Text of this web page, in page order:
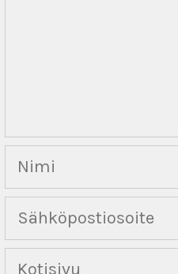
Nimi
Sähköpostiosoite
Kotisivu